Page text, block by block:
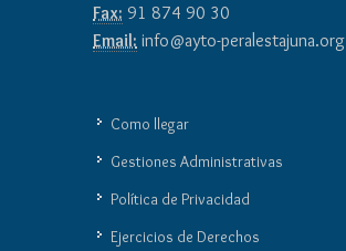
Fax: 91 874 90 30
Email: info@ayto-peralestajuna.org
Como llegar
Gestiones Administrativas
Política de Privacidad
Ejercicios de Derechos